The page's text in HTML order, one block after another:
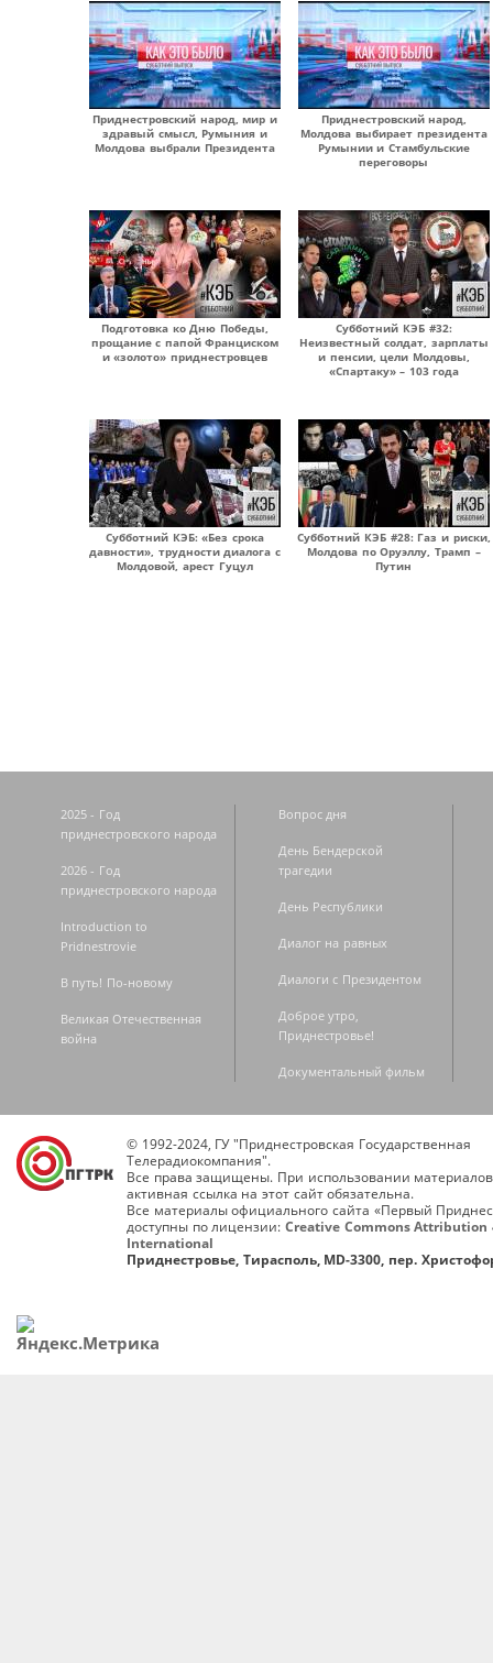
Приднестровский народ, мир и
здравый смысл, Румыния и
Молдова выбрали Президента
Приднестровский народ,
Молдова выбирает президента
Румынии и Стамбульские
переговоры
Подготовка ко Дню Победы,
прощание с папой Франциском
и «золото» приднестровцев
Субботний КЭБ #32:
Неизвестный солдат, зарплаты
и пенсии, цели Молдовы,
«Спартаку» – 103 года
Субботний КЭБ: «Без срока
давности», трудности диалога с
Молдовой, арест Гуцул
Субботний КЭБ #28: Газ и риски,
Молдова по Оруэллу, Трамп –
Путин
2025 - Год
приднестровского народа
2026 - Год
приднестровского народа
Introduction to
Pridnestrovie
В путь! По-новому
Великая Отечественная
война
Вопрос дня
День Бендерской
трагедии
День Республики
Диалог на равных
Диалоги с Президентом
Доброе утро,
Приднестровье!
Документальный фильм
© 1992-2024, ГУ "Приднестровская Государственная
Телерадиокомпания".
Все права защищены. При использовании
активная ссылка на этот сайт обязательна.
Все материалы официального сайта «Первый
доступны по лицензии: Creative Commons Attribution
International
Приднестровье, Тирасполь, MD-3300, пер.